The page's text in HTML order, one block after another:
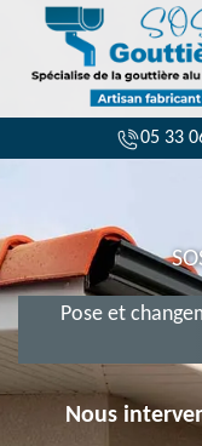
05 33
Pose et
Nous